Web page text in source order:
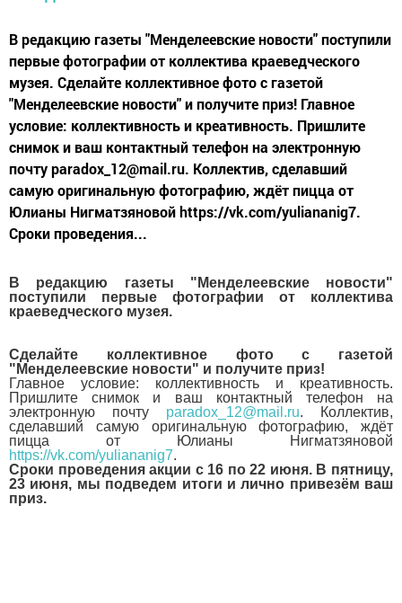
В редакцию газеты "Менделеевские новости" поступили
первые фотографии от коллектива краеведческого
музея. Сделайте коллективное фото с газетой
"Менделеевские новости" и получите приз! Главное
условие: коллективность и креативность. Пришлите
снимок и ваш контактный телефон на электронную
почту paradox_12@mail.ru. Коллектив, сделавший
самую оригинальную фотографию, ждёт пицца от
Юлианы Нигматзяновой https://vk.com/yuliananig7.
Сроки проведения...
В редакцию газеты "Менделеевские новости"
поступили первые фотографии от коллектива
краеведческого музея.
Сделайте коллективное фото с газетой
"Менделеевские новости" и получите приз!
Главное условие: коллективность и креативность.
Пришлите снимок и ваш контактный телефон на
электронную почту paradox_12@mail.ru. Коллектив,
сделавший самую оригинальную фотографию, ждёт
пицца от Юлианы Нигматзяновой
https://vk.com/yuliananig7.
Сроки проведения акции с 16 по 22 июня. В пятницу,
23 июня, мы подведем итоги и лично привезём ваш
приз.